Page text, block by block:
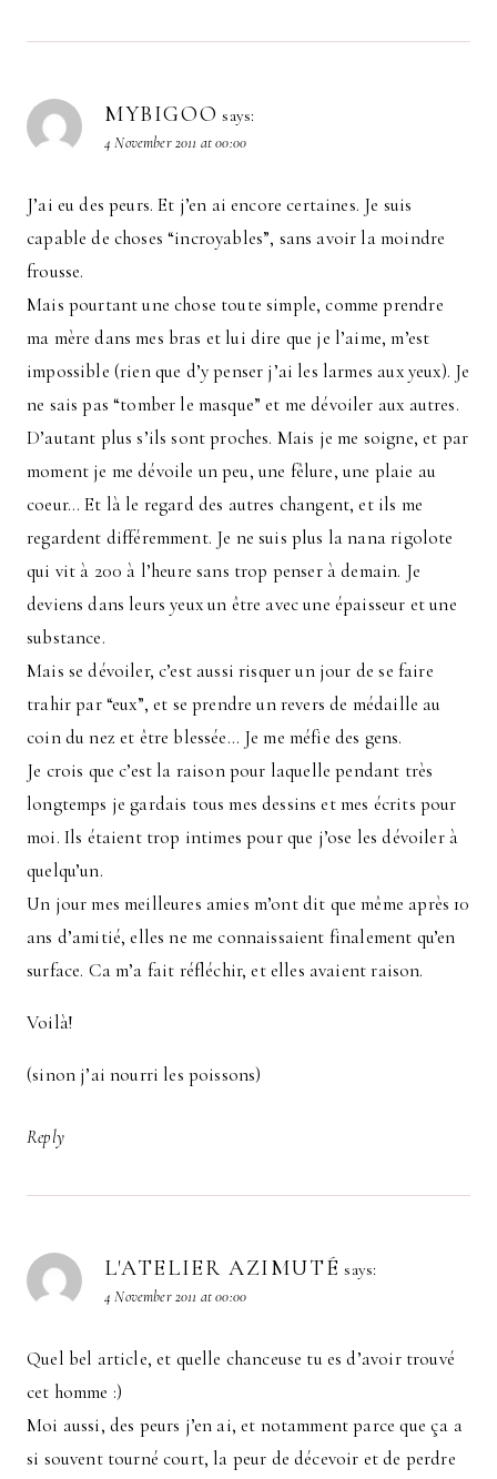
MYBIGOO says:
4 November 2011 at 00:00
J’ai eu des peurs. Et j’en ai encore certaines. Je suis
capable de choses “incroyables”, sans avoir la moindre
frousse.
Mais pourtant une chose toute simple, comme prendre
ma mère dans mes bras et lui dire que je l’aime, m’est
impossible (rien que d’y penser j’ai les larmes aux yeux). Je
ne sais pas “tomber le masque” et me dévoiler aux autres.
D’autant plus s’ils sont proches. Mais je me soigne, et par
moment je me dévoile un peu, une fêlure, une plaie au
coeur… Et là le regard des autres changent, et ils me
regardent différemment. Je ne suis plus la nana rigolote
qui vit à 200 à l’heure sans trop penser à demain. Je
deviens dans leurs yeux un être avec une épaisseur et une
substance.
Mais se dévoiler, c’est aussi risquer un jour de se faire
trahir par “eux”, et se prendre un revers de médaille au
coin du nez et être blessée… Je me méfie des gens.
Je crois que c’est la raison pour laquelle pendant très
longtemps je gardais tous mes dessins et mes écrits pour
moi. Ils étaient trop intimes pour que j’ose les dévoiler à
quelqu’un.
Un jour mes meilleures amies m’ont dit que même après 10
ans d’amitié, elles ne me connaissaient finalement qu’en
surface. Ca m’a fait réfléchir, et elles avaient raison.
Voilà!
(sinon j’ai nourri les poissons)
Reply
L'ATELIER AZIMUTÉ says:
4 November 2011 at 00:00
Quel bel article, et quelle chanceuse tu es d’avoir trouvé
cet homme :)
Moi aussi, des peurs j’en ai, et notamment parce que ça a
si souvent tourné court, la peur de décevoir et de perdre